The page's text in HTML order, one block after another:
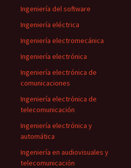
Ingeniería del software
Ingeniería eléctrica
Ingeniería electromecánica
Ingeniería electrónica
Ingeniería electrónica de
comunicaciones
Ingeniería electrónica de
telecomunicación
Ingeniería electrónica y
automática
Ingeniería en audiovisuales y
telecomunicación